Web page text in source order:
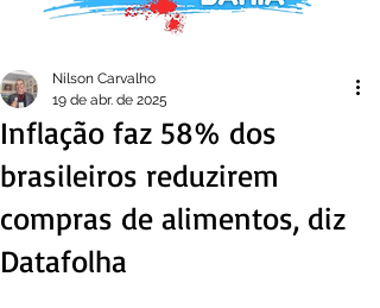
Inflação faz 58% dos
brasileiros reduzirem
compras de alimentos, diz
Datafolha
Nilson Carvalho
19 de abr. de 2025